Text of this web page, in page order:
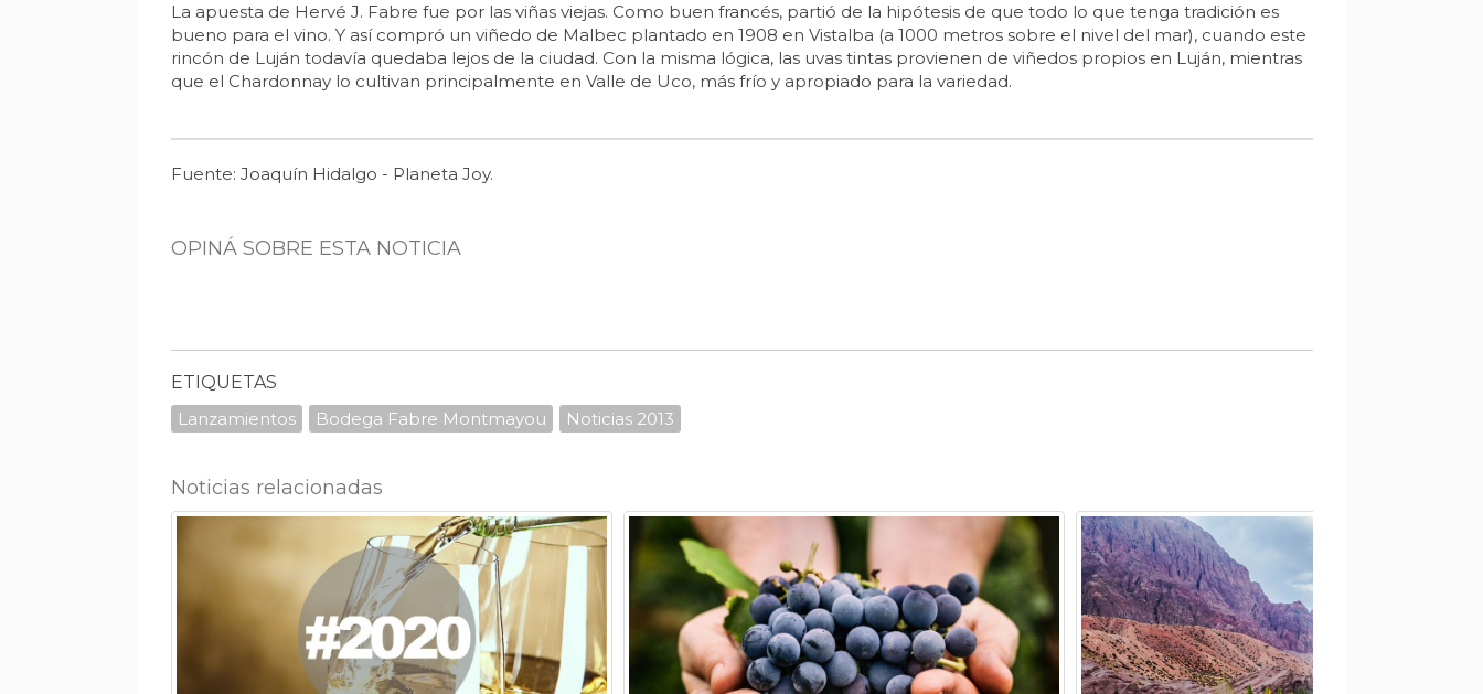
La apuesta de Hervé J. Fabre fue por las viñas viejas. Como buen francés, partió de la hipótesis de que todo lo que tenga tradición es
bueno para el vino. Y así compró un viñedo de Malbec plantado en 1908 en Vistalba (a 1000 metros sobre el nivel del mar), cuando este
rincón de Luján todavía quedaba lejos de la ciudad. Con la misma lógica, las uvas tintas provienen de viñedos propios en Luján, mientras
que el Chardonnay lo cultivan principalmente en Valle de Uco, más frío y apropiado para la variedad.
Fuente: Joaquín Hidalgo - Planeta Joy.
OPINÁ SOBRE ESTA NOTICIA
ETIQUETAS
Lanzamientos
Bodega Fabre Montmayou Noticias 2013
Noticias relacionadas